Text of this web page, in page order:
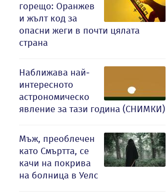
горещо: Оранжев
и жълт код за
опасни жеги в почти цялата
страна
Наближава най-
интересното
астрономическо
явление за тази година (СНИМКИ)
Мъж, преоблечен
като Смъртта, се
качи на покрива
на болница в Уелс